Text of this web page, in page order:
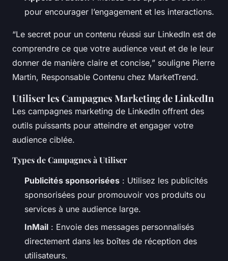
pour encourager l’engagement et les interactions.
“Le secret pour un contenu réussi sur LinkedIn est de
comprendre ce que votre audience veut et de le leur
donner de manière claire et concise,” souligne Pierre
Martin, Responsable Contenu chez MarketTrend.
Utiliser les Campagnes Marketing de LinkedIn
Les campagnes marketing de LinkedIn offrent des
outils puissants pour atteindre et engager votre
audience ciblée.
Types de Campagnes à Utiliser
Publicités sponsorisées : Utilisez les publicités
sponsorisées pour promouvoir vos produits ou
services à une audience large.
InMail : Envoie des messages personnalisés
directement dans les boîtes de réception des
utilisateurs.